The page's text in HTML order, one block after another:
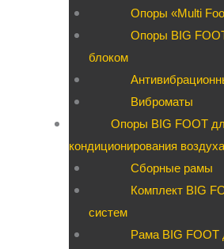
Опоры «Multi
Опоры BIG
блоком
Виброматы
Опоры BIG FOOT
кондиционирования воздуха
Сборные рамы
Комплект BIG
систем
Рама BIG FOOT